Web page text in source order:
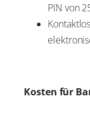
PIN von
Kosten für